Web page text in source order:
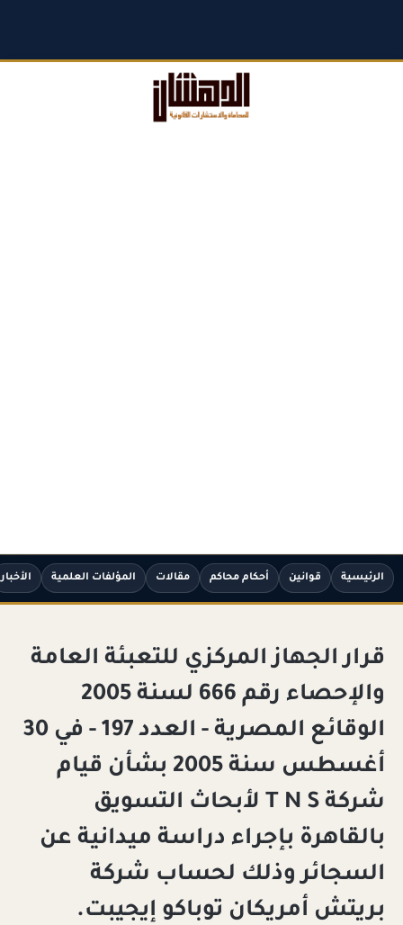
الرئيسية قوانين أحكام محاكم مقالات المؤلفات العلمية الأخبار
قرار الجهاز المركزي للتعبئة العامة
والإحصاء رقم 666 لسنة 2005
الوقائع المصرية - العدد 197 - في 30
أغسطس سنة 2005 بشأن قيام
شركة T N S لأبحاث التسويق
بالقاهرة بإجراء دراسة ميدانية عن
السجائر وذلك لحساب شركة
بريتش أمريكان توباكو إيجيبت.